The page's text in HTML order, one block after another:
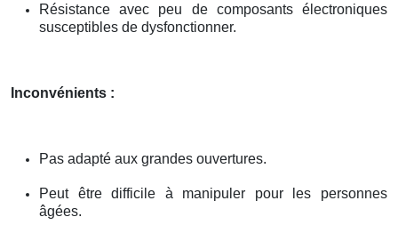
Résistance avec peu de composants électroniques
susceptibles de dysfonctionner.
Inconvénients :
Pas adapté aux grandes ouvertures.
Peut être difficile à manipuler pour les personnes
âgées.